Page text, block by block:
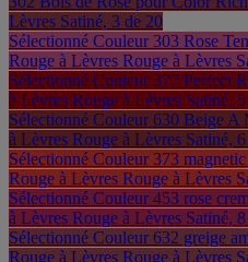
Lèvres Satiné, 3 de 20
Sélectionné Couleur 303 Rose
Rouge à Lèvres Rouge à Lèvres
Sélectionné Couleur 377 Perfect
à Lèvres Rouge à Lèvres Satiné,
Sélectionné Couleur 630 Beige A
à Lèvres Rouge à Lèvres Satiné,
Sélectionné Couleur 373
Rouge à Lèvres Rouge à Lèvres
Sélectionné Couleur 453 rose
à Lèvres Rouge à Lèvres Satiné,
Sélectionné Couleur 632 greige
Rouge à Lèvres Rouge à Lèvres